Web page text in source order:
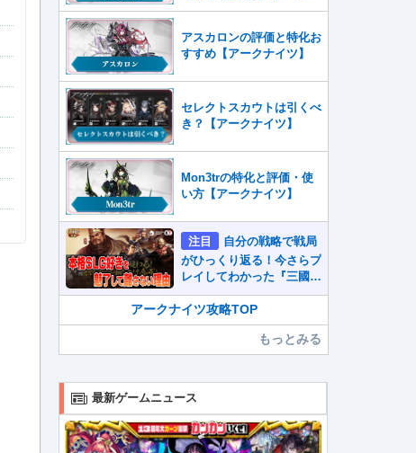
イツ】
アスカロンの評価と特化お
すすめ【アークナイツ】
セレクトスカウトは引くべ
き？【アークナイツ】
Mon3trの特化と評価・使
い方【アークナイツ】
注目
自分の戦略で戦局
がひっくり返る！今さらプ
レイしてわかった『三國志
真戦』が本格SLG好きを
魅了して離さないワケ
アークナイツ攻略TOP
もっとみる
最新ゲームニュース